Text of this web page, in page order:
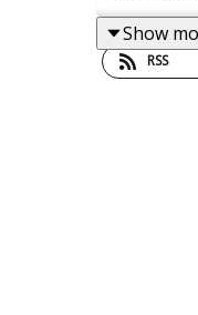
Show
RSS